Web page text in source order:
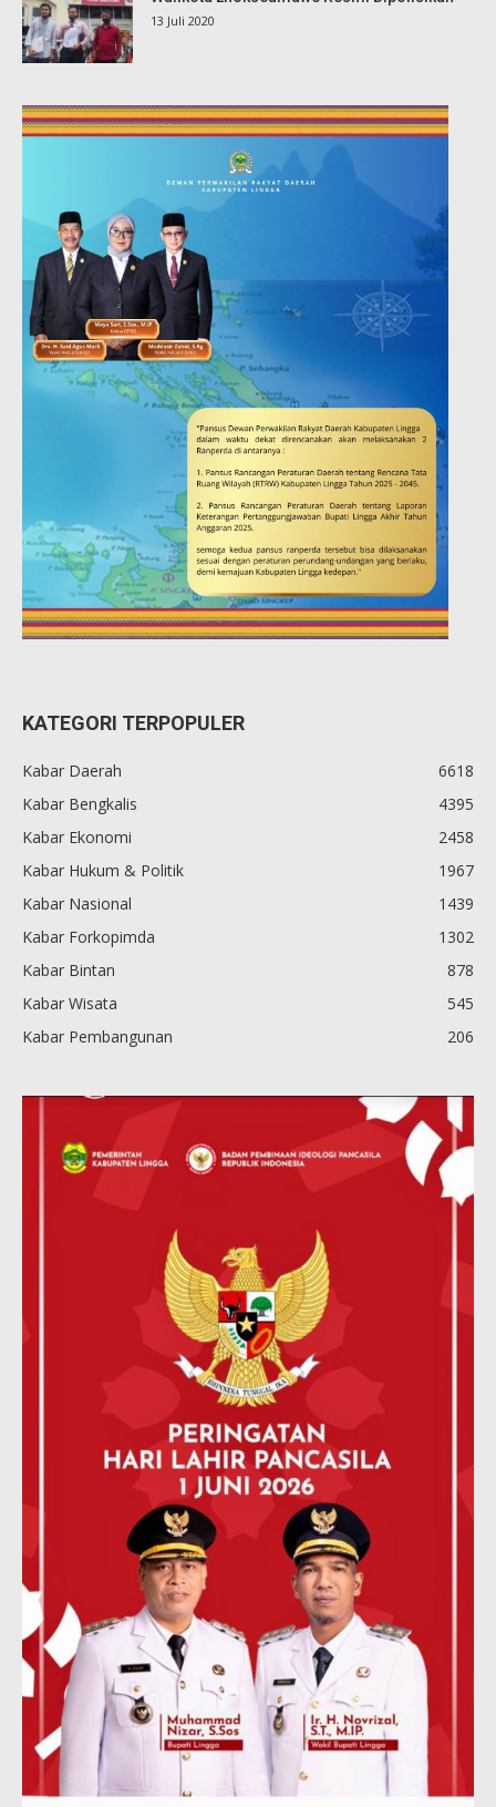
13 Juli 2020
KATEGORI TERPOPULER
Kabar Daerah
6618
Kabar Bengkalis
4395
Kabar Ekonomi
2458
Kabar Hukum & Politik
1967
Kabar Nasional
1439
Kabar Forkopimda
1302
Kabar Bintan
878
Kabar Wisata
545
Kabar Pembangunan
206